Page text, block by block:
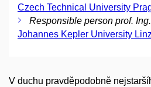
Czech Technical University
Responsible person prof.
Johannes Kepler University Linz
V duchu pravděpodobně